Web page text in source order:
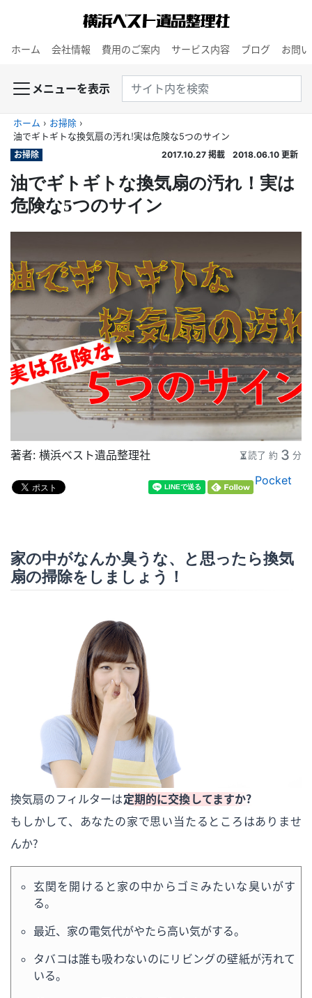
ホーム 会社情報 費用のご案内 サービス内容 ブログ お問
メニューを表示
ホーム › お掃除 ›
油でギトギトな換気扇の汚れ！実は危険な5つのサイン
お掃除
2017.10.27 掲載 2018.06.10 更新
油でギトギトな換気扇の汚れ！実は
危険な5つのサイン
著者： 横浜ベスト遺品整理社 読了 約 3 分
Pocket
家の中がなんか臭うな、と思ったら換気
扇の掃除をしましょう！
換気扇のフィルターは定期的に交換してますか？
もしかして、あなたの家で思い当たるところはありませ
んか？
玄関を開けると家の中からゴミみたいな臭いがす
る。
最近、家の電気代がやたら高い気がする。
タバコは誰も吸わないのにリビングの壁紙が汚れて
いる。